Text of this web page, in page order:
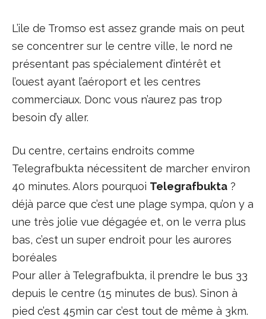
L’ile de Tromso est assez grande mais on peut
se concentrer sur le centre ville, le nord ne
présentant pas spécialement d’intérêt et
l’ouest ayant l’aéroport et les centres
commerciaux. Donc vous n’aurez pas trop
besoin d’y aller.
Du centre, certains endroits comme
Telegrafbukta nécessitent de marcher environ
40 minutes. Alors pourquoi Telegrafbukta ?
déjà parce que c’est une plage sympa, qu’on y a
une très jolie vue dégagée et, on le verra plus
bas, c’est un super endroit pour les aurores
boréales
Pour aller à Telegrafbukta, il prendre le bus 33
depuis le centre (15 minutes de bus). Sinon à
pied c’est 45min car c’est tout de même à 3km.